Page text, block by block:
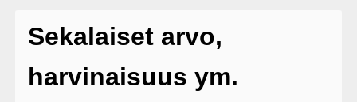
Sekalaiset arvo,
harvinaisuus ym.